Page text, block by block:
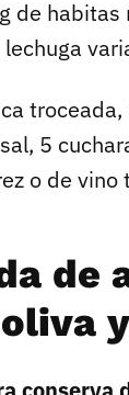
de
5
o de vino
de